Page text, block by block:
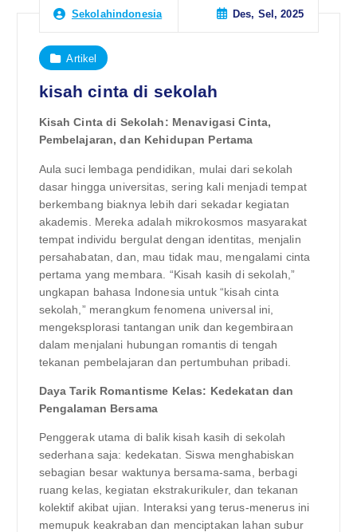
Sekolahindonesia Des, Sel, 2025
Artikel
kisah cinta di sekolah
Kisah Cinta di Sekolah: Menavigasi Cinta,
Pembelajaran, dan Kehidupan Pertama
Aula suci lembaga pendidikan, mulai dari sekolah
dasar hingga universitas, sering kali menjadi tempat
berkembang biaknya lebih dari sekadar kegiatan
akademis. Mereka adalah mikrokosmos masyarakat
tempat individu bergulat dengan identitas, menjalin
persahabatan, dan, mau tidak mau, mengalami cinta
pertama yang membara. “Kisah kasih di sekolah,”
ungkapan bahasa Indonesia untuk “kisah cinta
sekolah,” merangkum fenomena universal ini,
mengeksplorasi tantangan unik dan kegembiraan
dalam menjalani hubungan romantis di tengah
tekanan pembelajaran dan pertumbuhan pribadi.
Daya Tarik Romantisme Kelas: Kedekatan dan
Pengalaman Bersama
Penggerak utama di balik kisah kasih di sekolah
sederhana saja: kedekatan. Siswa menghabiskan
sebagian besar waktunya bersama-sama, berbagi
ruang kelas, kegiatan ekstrakurikuler, dan tekanan
kolektif akibat ujian. Interaksi yang terus-menerus ini
memupuk keakraban dan menciptakan lahan subur